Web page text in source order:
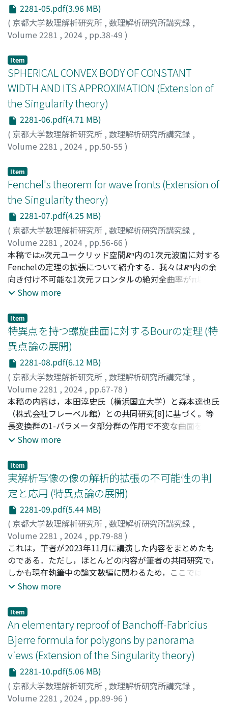
2281-05.pdf(3.96 MB)
( 京都大学数理解析研究所 , 数理解析研究所講究録 ,
Volume 2281 , 2024 , pp.38-49 )
Item
SPHERICAL CONVEX BODY OF CONSTANT
WIDTH AND ITS APPROXIMATION (Extension of
the Singularity theory)
2281-06.pdf(4.71 MB)
( 京都大学数理解析研究所 , 数理解析研究所講究録 ,
Volume 2281 , 2024 , pp.50-55 )
Item
Fenchel's theorem for wave fronts (Extension of
the Singularity theory)
2281-07.pdf(4.25 MB)
( 京都大学数理解析研究所 , 数理解析研究所講究録 ,
Volume 2281 , 2024 , pp.56-66 )
山内, 優太;Yamauchi, Yuta
本稿では𝑛次元ユークリッド空間𝑹ⁿ内の1次元波面に対する
Fenchelの定理の拡張について紹介する．我々は𝑹ⁿ内の余
向き付け不可能な1次元フロンタルの絶対全曲率がπ以上
であり，等号が成立するのはフロンタルが平面曲線であり
証明した．さらに波面の絶対全曲率がπ, 特異点を全てカ
スプとしてその数を𝑁とした時，𝑁は3以上の奇数となり𝑁
= 3であることと波面が単純閉曲線であることは同値とな
る．本稿の内容は田中千紗氏(NTTデータフロンティア)と
本田淳史氏(横浜国立大学)との共同研究[3]に基づく．
Show more
Item
特異点を持つ螺旋曲面に対するBourの定理 (特
異点論の展開)
2281-08.pdf(6.12 MB)
( 京都大学数理解析研究所 , 数理解析研究所講究録 ,
Volume 2281 , 2024 , pp.67-78 )
服部, 祐樹;Hattori, Yuki
本稿の内容は，本田淳史氏（横浜国立大学）と森本達也氏
（株式会社フレーベル館）との共同研究[8]に基づく。等
長変換群の1-パラメータ部分群の作用で不変な曲面を螺旋
曲面という。Bourの定理は，与えられた螺旋曲面𝑆に対
とを主張する。これまでBourの定理は，外の空間が様々
な3次元リーマン多様体の場合に拡張されてきた。本稿で
は，Bourの定理の内在的な一般化として，特異点をもつ
螺旋曲面に対するBour型定理の紹介を行う。またその応
用として得られる特異点における幾何学的不変量の外在性
の証明の概説を行う。
Show more
Item
実解析写像の像の解析的拡張の不可能性の判
定と応用 (特異点論の展開)
2281-09.pdf(5.44 MB)
( 京都大学数理解析研究所 , 数理解析研究所講究録 ,
Volume 2281 , 2024 , pp.79-88 )
梅原, 雅顕;Umehara, Masaaki
これは，筆者が2023年11月に講演した内容をまとめたも
のである．ただし，ほとんどの内容が筆者の共同研究で，
しかも現在執筆中の論文数編に関わるため，ここではテク
ニカルな部分は避け，動機と研究概要を紹介する（文献に
す．）
Show more
Item
An elementary reproof of Banchoff-Fabricius
Bjerre formula for polygons by panorama
views (Extension of the Singularity theory)
2281-10.pdf(5.06 MB)
( 京都大学数理解析研究所 , 数理解析研究所講究録 ,
Volume 2281 , 2024 , pp.89-96 )